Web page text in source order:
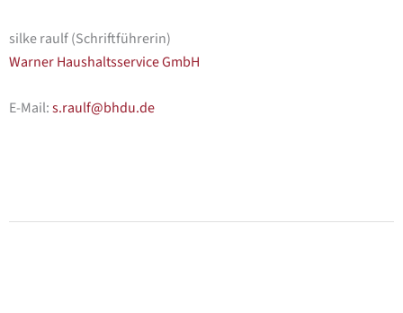
silke raulf (Schriftführerin)
Warner Haushaltsservice GmbH
E-Mail:s.raulf@bhdu.de